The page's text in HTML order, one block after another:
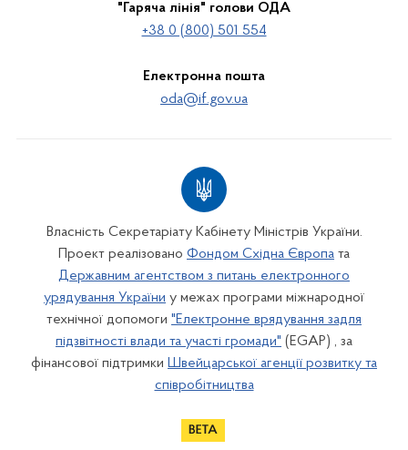
"Гаряча лінія" голови ОДА
+38 0 (800) 501 554
Електронна пошта
oda@if.gov.ua
Власність Секретаріату Кабінету Міністрів України.
Проект реалізовано Фондом Східна Європа та
Державним агентством з питань електронного
урядування України у межах програми міжнародної
технічної допомоги "Електронне врядування задля
підзвітності влади та участі громади" (EGAP) , за
фінансової підтримки Швейцарської агенції розвитку та
співробітництва